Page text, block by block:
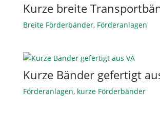
Kurze breite
Breite Förderbänder, Förderanlagen
Kurze Bänder gefertigt
Förderanlagen, kurze Förderbänder